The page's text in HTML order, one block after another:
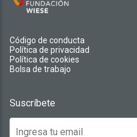
Código de conducta
Política de privacidad
Política de cookies
Bolsa de trabajo
Suscríbete